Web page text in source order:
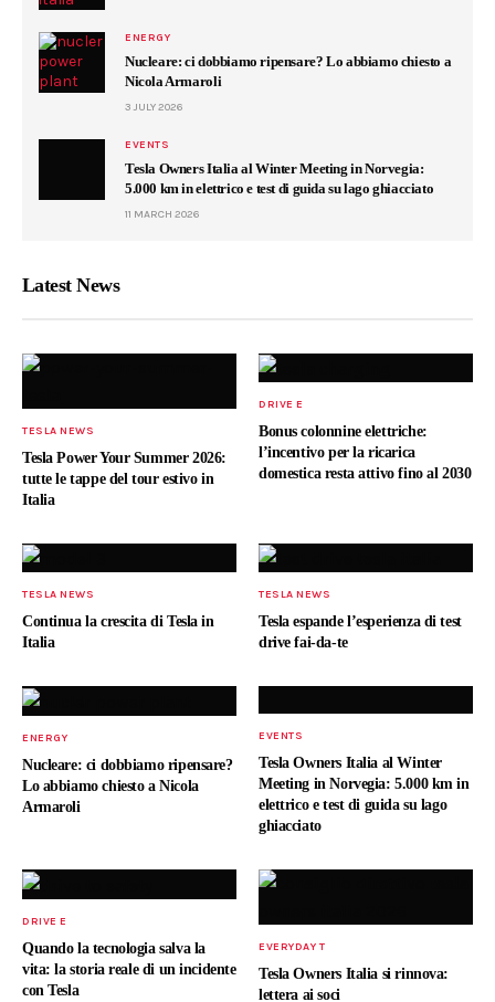
ENERGY
Nucleare: ci dobbiamo ripensare? Lo abbiamo chiesto a
Nicola Armaroli
3 JULY 2026
EVENTS
Tesla Owners Italia al Winter Meeting in Norvegia:
5.000 km in elettrico e test di guida su lago ghiacciato
11 MARCH 2026
Latest News
TESLA NEWS
Tesla Power Your Summer 2026:
tutte le tappe del tour estivo in
Italia
DRIVE E
Bonus colonnine elettriche:
l’incentivo per la ricarica
domestica resta attivo fino al 2030
TESLA NEWS
Continua la crescita di Tesla in
Italia
TESLA NEWS
Tesla espande l’esperienza di test
drive fai-da-te
ENERGY
Nucleare: ci dobbiamo ripensare?
Lo abbiamo chiesto a Nicola
Armaroli
EVENTS
Tesla Owners Italia al Winter
Meeting in Norvegia: 5.000 km in
elettrico e test di guida su lago
ghiacciato
DRIVE E
Quando la tecnologia salva la
vita: la storia reale di un incidente
con Tesla
EVERYDAY T
Tesla Owners Italia si rinnova:
lettera ai soci